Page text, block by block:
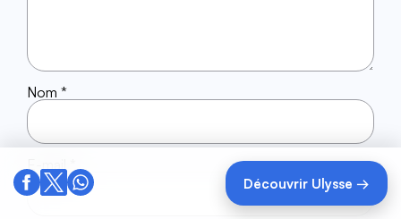
Découvrir Ulysse →
Nom *
E-mail